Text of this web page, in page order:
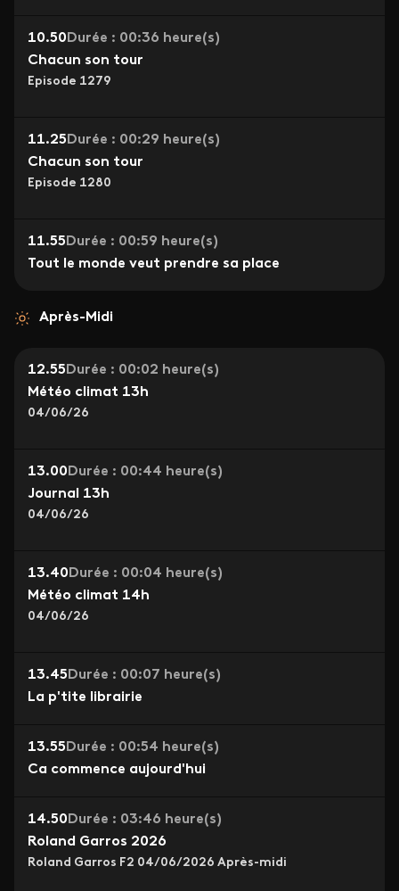
10.50 Durée : 00:36 heure(s)
Chacun son tour
Episode 1279
11.25 Durée : 00:29 heure(s)
Chacun son tour
Episode 1280
11.55 Durée : 00:59 heure(s)
Tout le monde veut prendre sa place
Après-Midi
12.55 Durée : 00:02 heure(s)
Météo climat 13h
04/06/26
13.00 Durée : 00:44 heure(s)
Journal 13h
04/06/26
13.40 Durée : 00:04 heure(s)
Météo climat 14h
04/06/26
13.45 Durée : 00:07 heure(s)
La p'tite librairie
13.55 Durée : 00:54 heure(s)
Ca commence aujourd'hui
14.50 Durée : 03:46 heure(s)
Roland Garros 2026
Roland Garros F2 04/06/2026 Après-midi